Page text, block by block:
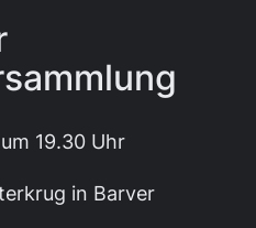
19.30 Uhr
in Barver